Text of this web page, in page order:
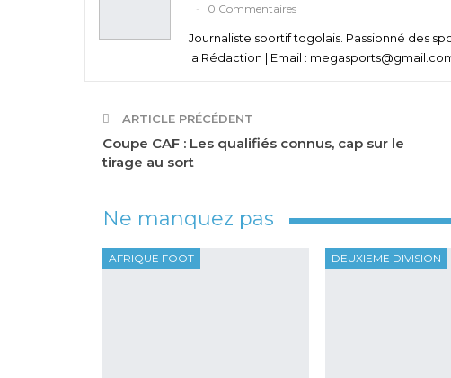
0 Commentaires
Journaliste sportif togolais. Passionné des
la Rédaction | Email :
ARTICLE PRÉCÉDENT
Coupe CAF : Les qualifiés connus, cap sur le
tirage au sort
Ne manquez pas
AFRIQUE FOOT DEUXIEME DIVISION